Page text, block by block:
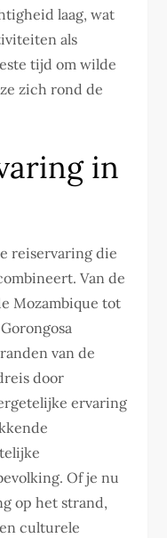
laag, wat
als
tijd om wilde
zich rond de
in
reiservaring die
Van de
Mozambique tot
van de
door
ervaring
Of je nu
op het strand,
culturele